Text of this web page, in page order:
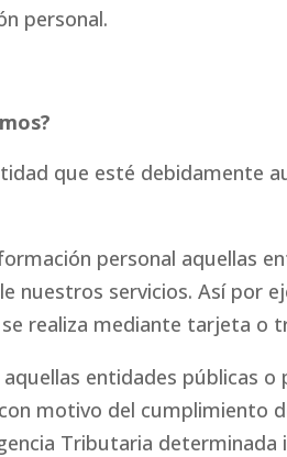
personal.
que esté debidamente
personal aquellas
nuestros servicios. Así por
realiza mediante tarjeta o
entidades públicas o
motivo del cumplimiento
Tributaria determinada